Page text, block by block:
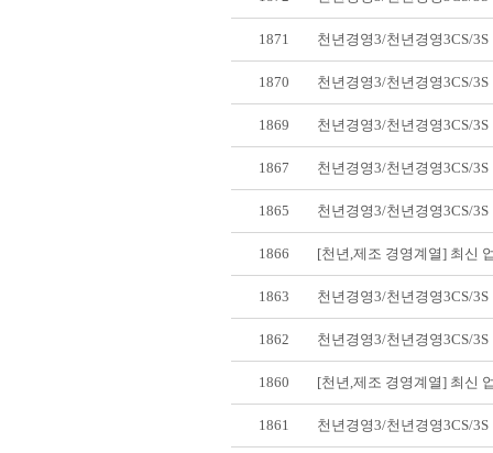
1871 천년경영3/천년경영3CS/
1870 천년경영3/천년경영3CS/
1869 천년경영3/천년경영3CS/
1867 천년경영3/천년경영3CS/
1865 천년경영3/천년경영3CS/
1866 [천년,제조 경영계열] 최신
1863 천년경영3/천년경영3CS/
1862 천년경영3/천년경영3CS/
1860 [천년,제조 경영계열] 최신
1861 천년경영3/천년경영3CS/